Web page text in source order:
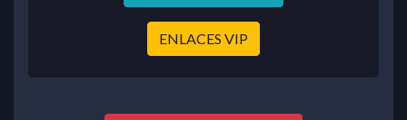
ENLACES VIP